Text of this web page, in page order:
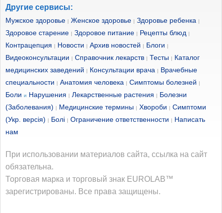
Другие сервисы:
Мужское здоровье | Женское здоровье | Здоровье ребенка |
Здоровое старение | Здоровое питание | Рецепты блюд |
Контрацепция | Новости | Архив новостей | Блоги |
Видеоконсультации | Справочник лекарств | Тесты | Каталог
медицинских заведений | Консультации врача | Врачебные
специальности | Анатомия человека | Симптомы болезней |
Боли и Нарушения | Лекарственные растения | Болезни
(Заболевания) | Медицинские термины | Хвороби | Симптоми
(Укр. версія) | Болі | Ограничение ответственности | Написать
нам
При использовании материалов сайта, ссылка на сайт
обязательна.
Торговая марка и торговый знак EUROLAB™
зарегистрированы. Все права защищены.